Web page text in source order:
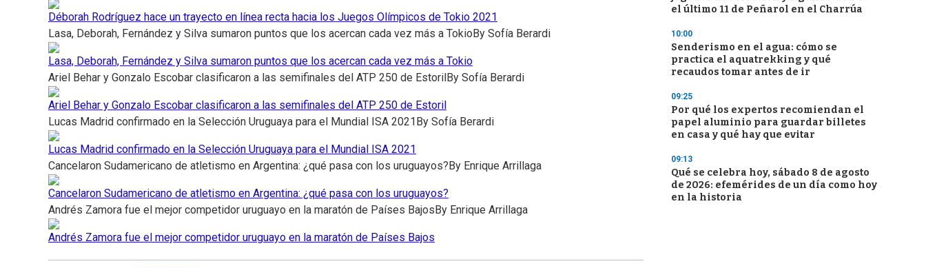
Déborah Rodríguez hace un trayecto en línea recta hacia los Juegos Olímpicos de Tokio 2021
Lasa, Deborah, Fernández y Silva sumaron puntos que los acercan cada vez más a Tokio By Sofía Berardi
Lasa, Deborah, Fernández y Silva sumaron puntos que los acercan cada vez más a Tokio
Ariel Behar y Gonzalo Escobar clasificaron a las semifinales del ATP 250 de Estoril By Sofía Berardi
Ariel Behar y Gonzalo Escobar clasificaron a las semifinales del ATP 250 de Estoril
Lucas Madrid confirmado en la Selección Uruguaya para el Mundial ISA 2021 By Sofía Berardi
Lucas Madrid confirmado en la Selección Uruguaya para el Mundial ISA 2021
Cancelaron Sudamericano de atletismo en Argentina: ¿qué pasa con los uruguayos? By Enrique Arrillaga
Cancelaron Sudamericano de atletismo en Argentina: ¿qué pasa con los uruguayos?
Andrés Zamora fue el mejor competidor uruguayo en la maratón de Países Bajos By Enrique Arrillaga
Andrés Zamora fue el mejor competidor uruguayo en la maratón de Países Bajos
el último 11 de Peñarol en el Charrúa
10:00
Senderismo en el agua: cómo se
practica el aquatrekking y qué
recaudos tomar antes de ir
09:25
Por qué los expertos recomiendan el
papel aluminio para guardar billetes
en casa y qué hay que evitar
09:13
Qué se celebra hoy, sábado 8 de agosto
de 2026: efemérides de un día como hoy
en la historia